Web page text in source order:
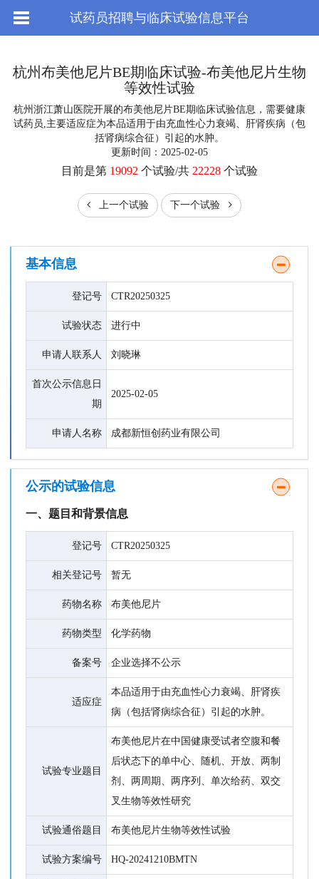
试药员招聘与临床试验信息平台
杭州布美他尼片BE期临床试验-布美他尼片生物
等效性试验
杭州浙江萧山医院开展的布美他尼片BE期临床试验信息，需要健康
试药员,主要适应症为本品适用于由充血性心力衰竭、肝肾疾病（包
括肾病综合征）引起的水肿。
更新时间：2025-02-05
目前是第 19092 个试验/共 22228 个试验
上一个试验 下一个试验
基本信息
登记号 CTR20250325
试验状态 进行中
申请人联系人 刘晓琳
首次公示信息日
期
2025-02-05
申请人名称 成都新恒创药业有限公司
公示的试验信息
一、题目和背景信息
登记号 CTR20250325
相关登记号 暂无
药物名称 布美他尼片
药物类型 化学药物
备案号 企业选择不公示
适应症
本品适用于由充血性心力衰竭、肝肾疾
病（包括肾病综合征）引起的水肿。
试验专业题目
布美他尼片在中国健康受试者空腹和餐
后状态下的单中心、随机、开放、两制
剂、两周期、两序列、单次给药、双交
叉生物等效性研究
试验通俗题目 布美他尼片生物等效性试验
试验方案编号 HQ-20241210BMTN